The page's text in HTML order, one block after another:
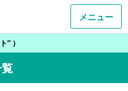
メニュー
” ）